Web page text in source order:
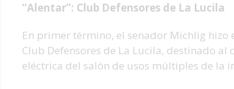
“Alentar”: Club Defensores de La Lucila
En primer término, el senador Michlig
Club Defensores de La Lucila, destinado
eléctrica del salón de usos múltiples de la